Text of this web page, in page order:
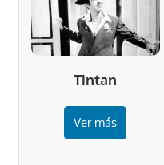
Tintan
Ver más